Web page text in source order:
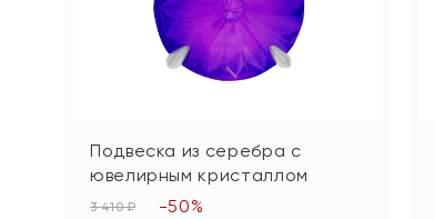
Подвеска из серебра с
ювелирным кристаллом
3 410 ₽ -50%